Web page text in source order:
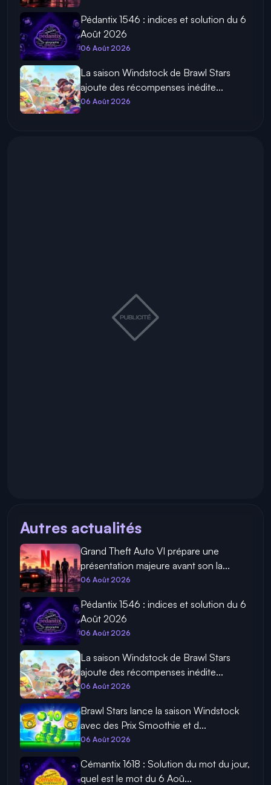
Pédantix 1546 : indices et solution du 6
Août 2026
06 Août 2026
La saison Windstock de Brawl Stars
ajoute des récompenses inédite...
06 Août 2026
Autres actualités
Grand Theft Auto VI prépare une
présentation majeure avant son la...
06 Août 2026
Pédantix 1546 : indices et solution du 6
Août 2026
06 Août 2026
La saison Windstock de Brawl Stars
ajoute des récompenses inédite...
06 Août 2026
Brawl Stars lance la saison Windstock
avec des Prix Smoothie et d...
06 Août 2026
Cémantix 1618 : Solution du mot du jour,
quel est le mot du 6 Aoû...